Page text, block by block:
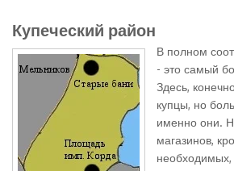
Купеческий район
В полном
- это самый
Здесь,
купцы, но
именно они.
магазинов,
необходимых,